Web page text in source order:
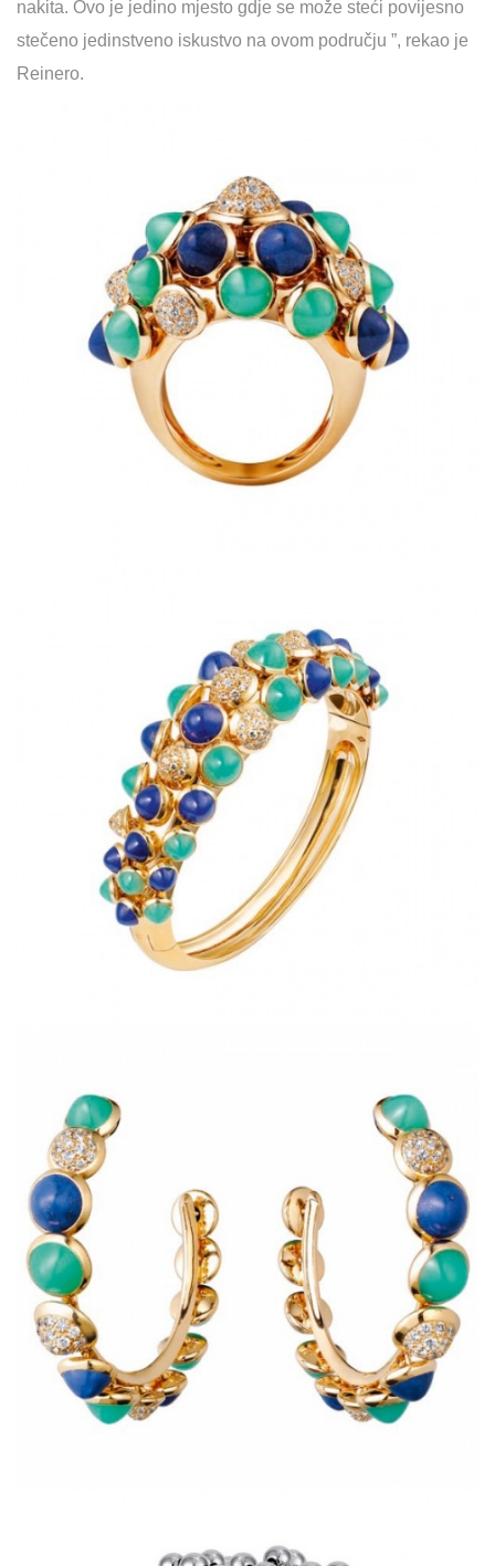
nakita. Ovo je jedino mjesto gdje se može steći povijesno
stečeno jedinstveno iskustvo na ovom području ”, rekao je
Reinero.